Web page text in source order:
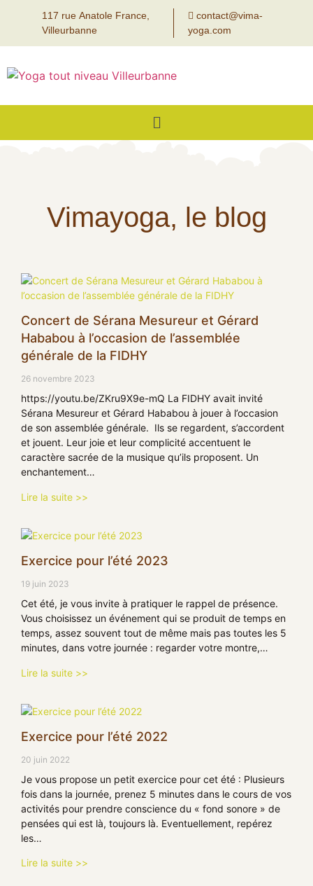
117 rue Anatole France,
Villeurbanne
contact@vima-
yoga.com
Vimayoga, le blog
Concert de Sérana Mesureur et Gérard
Hababou à l’occasion de l’assemblée
générale de la FIDHY
26 novembre 2023
https://youtu.be/ZKru9X9e-mQ La FIDHY avait invité
Sérana Mesureur et Gérard Hababou à jouer à l’occasion
de son assemblée générale. Ils se regardent, s’accordent
et jouent. Leur joie et leur complicité accentuent le
caractère sacrée de la musique qu’ils proposent. Un
enchantement…
Lire la suite >>
Exercice pour l’été 2023
19 juin 2023
Cet été, je vous invite à pratiquer le rappel de présence.
Vous choisissez un événement qui se produit de temps en
temps, assez souvent tout de même mais pas toutes les 5
minutes, dans votre journée : regarder votre montre,…
Lire la suite >>
Exercice pour l’été 2022
20 juin 2022
Je vous propose un petit exercice pour cet été : Plusieurs
fois dans la journée, prenez 5 minutes dans le cours de vos
activités pour prendre conscience du « fond sonore » de
pensées qui est là, toujours là. Eventuellement, repérez
les…
Lire la suite >>